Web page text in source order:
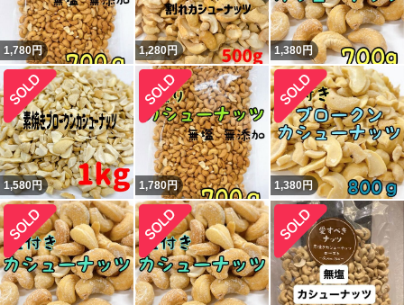
1,780円 1,280円 1,380円
1,580円 1,780円 1,380円